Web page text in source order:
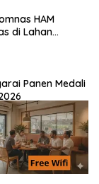
HAM
di Lahan
Panen Medali
Bawa
Era Retribusi